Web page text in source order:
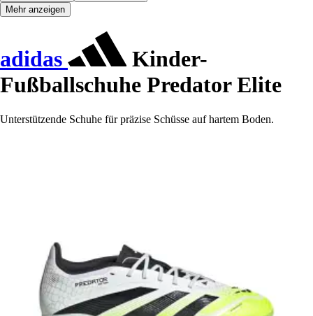
Mehr anzeigen
adidas
Kinder-
Fußballschuhe Predator Elite
Unterstützende Schuhe für präzise Schüsse auf hartem Boden.